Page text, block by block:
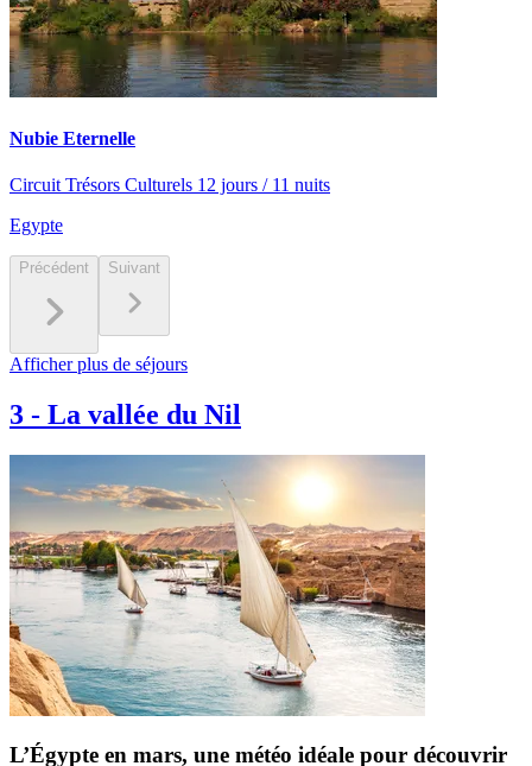
Nubie Eternelle
Circuit Trésors Culturels 12 jours / 11 nuits
Egypte
Précédent Suivant
Afficher plus de séjours
3 - La vallée du Nil
L’Égypte en mars, une météo idéale pour découvrir